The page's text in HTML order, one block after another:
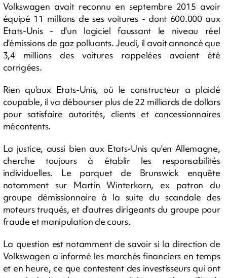
Volkswagen avait reconnu en septembre 2015 avoir
équipé 11 millions de ses voitures - dont 600.000 aux
Etats-Unis - d'un logiciel faussant le niveau réel
d'émissions de gaz polluants. Jeudi, il avait annoncé que
3,4 millions des voitures rappelées avaient été
corrigées.
Rien qu'aux Etats-Unis, où le constructeur a plaidé
coupable, il va débourser plus de 22 milliards de dollars
pour satisfaire autorités, clients et concessionnaires
mécontents.
La justice, aussi bien aux Etats-Unis qu'en Allemagne,
cherche toujours à établir les responsabilités
individuelles. Le parquet de Brunswick enquête
notamment sur Martin Winterkorn, ex patron du
groupe démissionnaire à la suite du scandale des
moteurs truqués, et d'autres dirigeants du groupe pour
fraude et manipulation de cours.
La question est notamment de savoir si la direction de
Volkswagen a informé les marchés financiers en temps
et en heure, ce que contestent des investisseurs qui ont